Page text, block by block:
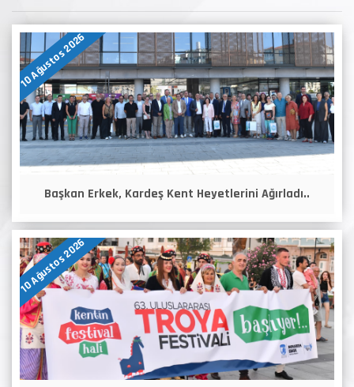
10 Ağustos 2026
Başkan Erkek, Kardeş Kent Heyetlerini Ağırladı..
10 Ağustos 2026